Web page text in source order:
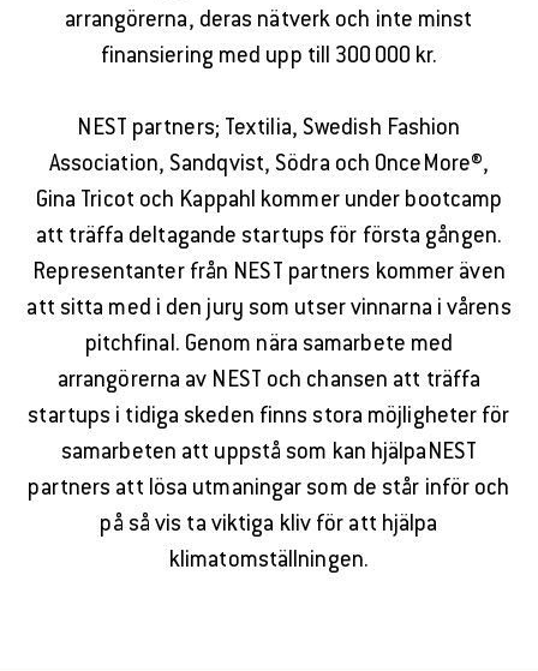
arrangörerna, deras nätverk och inte minst
finansiering med upp till 300 000 kr.
NEST partners; Textilia, Swedish Fashion
Association, Sandqvist, Södra och OnceMore®,
Gina Tricot och Kappahl kommer under bootcamp
att träffa deltagande startups för första gången.
Representanter från NEST partners kommer även
att sitta med i den jury som utser vinnarna i vårens
pitchfinal. Genom nära samarbete med
arrangörerna av NEST och chansen att träffa
startups i tidiga skeden finns stora möjligheter för
samarbeten att uppstå som kan hjälpaNEST
partners att lösa utmaningar som de står inför och
på så vis ta viktiga kliv för att hjälpa
klimatomställningen.